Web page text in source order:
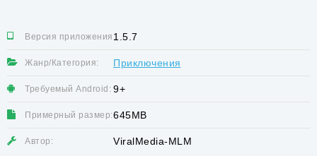
Версия приложения:1.5.7
Жанр/Категория: Приключения
Требуемый Android: 9+
Примерный размер:645MB
Автор: ViralMedia-MLM